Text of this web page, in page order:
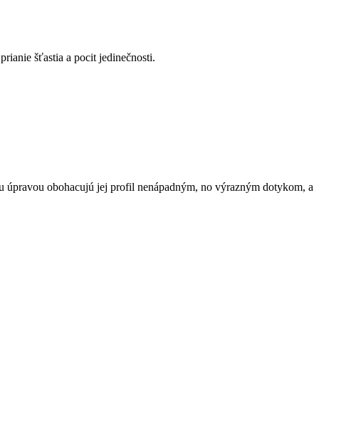
šťastia a pocit jedinečnosti.
úpravou obohacujú jej profil nenápadným, no výrazným dotykom, a